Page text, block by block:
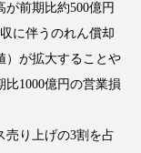
キーワード
前期比約500億円
に伴うのれん償却
）が拡大することや
1000億円の営業損
売り上げの3割を占